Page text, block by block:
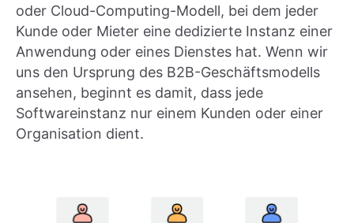
oder Cloud-Computing-Modell, bei dem jeder
Kunde oder Mieter eine dedizierte Instanz einer
Anwendung oder eines Dienstes hat. Wenn wir
uns den Ursprung des B2B-Geschäftsmodells
ansehen, beginnt es damit, dass jede
Softwareinstanz nur einem Kunden oder einer
Organisation dient.